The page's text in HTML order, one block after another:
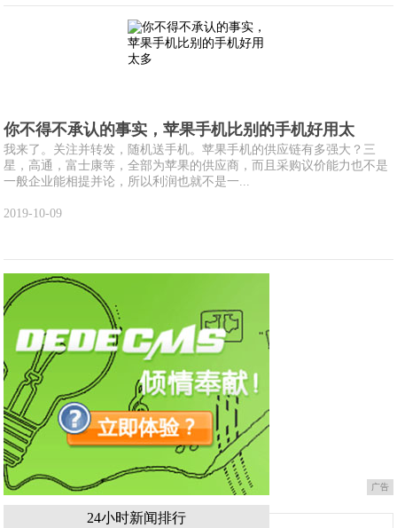
你不得不承认的事实，苹果手机比别的手机好用太
我来了。关注并转发，随机送手机。苹果手机的供应链有多强大？三
星，高通，富士康等，全部为苹果的供应商，而且采购议价能力也不是
一般企业能相提并论，所以利润也就不是一...
2019-10-09
广告
24小时新闻排行